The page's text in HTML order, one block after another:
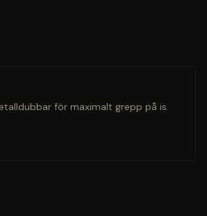
för maximalt grepp på is.